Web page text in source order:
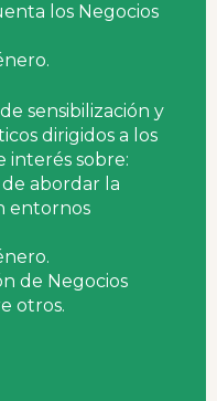
los Negocios
sensibilización y
dirigidos a los
interés sobre:
abordar la
entornos
de Negocios
otros.